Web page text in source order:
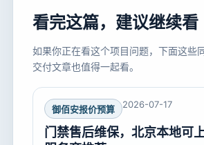
看完这篇，建议继续看
如果你正在看这个项目问题，下面这些
交付文章也值得一起看。
御佰安报价预算 2026-07-17
门禁售后维保，北京本地可